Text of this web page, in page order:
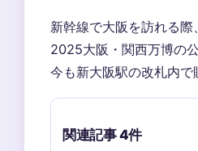
新幹線で大阪を訪れる
2025大阪・関西万博の
今も新大阪駅の改札内で
関連記事 4件